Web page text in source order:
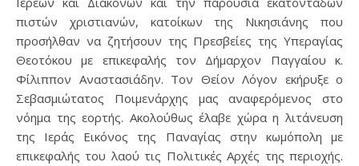
πιστών χριστιανών, κατοίκων της Νικησιάνης που
προσήλθαν να ζητήσουν της Πρεσβείες της Υπεραγίας
Θεοτόκου με επικεφαλής τον Δήμαρχον Παγγαίου κ.
Φίλιππον Αναστασιάδην. Τον Θείον Λόγον εκήρυξε ο
Σεβασμιώτατος Ποιμενάρχης μας αναφερόμενος στο
νόημα της εορτής. Ακολούθως έλαβε χώρα η λιτάνευση
της Ιεράς Εικόνος της Παναγίας στην κωμόπολη με
επικεφαλής του λαού τις Πολιτικές Αρχές της περιοχής.